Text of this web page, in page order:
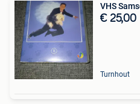
VHS
€ 25,00
Turnhout